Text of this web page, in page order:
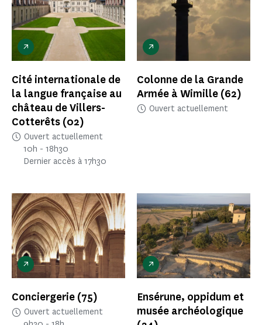
Cité internationale de
la langue française au
château de Villers-
Cotterêts (02)
Ouvert actuellement
10h - 18h30
Dernier accès à 17h30
Colonne de la Grande
Armée à Wimille (62)
Ouvert actuellement
Conciergerie (75)
Ouvert actuellement
Ensérune, oppidum et
musée archéologique